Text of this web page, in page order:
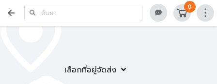
เลือกที่อยู่จัดส่ง
0